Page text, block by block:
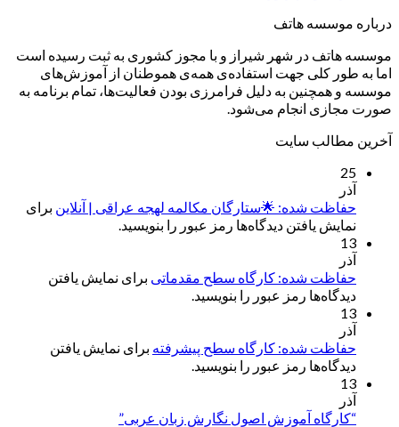
درباره موسسه هاتف
موسسه هاتف در شهر شیراز و با مجوز کشوری به ثبت رسیده است
اما به طور کلی جهت استفاده‌ی همه‌ی هموطنان از آموزش‌های
موسسه و همچنین به دلیل فرامرزی بودن فعالیت‌ها، تمام برنامه به
صورت مجازی انجام می‌شود.
آخرین مطالب سایت
25
آذر
حفاظت شده: 🌟ستارگان مکالمه لهجه عراقی | آنلاین برای
نمایش یافتن دیدگاه‌ها رمز عبور را بنویسید.
13
آذر
حفاظت شده: کارگاه سطح مقدماتی برای نمایش یافتن
دیدگاه‌ها رمز عبور را بنویسید.
13
آذر
حفاظت شده: کارگاه سطح پیشرفته برای نمایش یافتن
دیدگاه‌ها رمز عبور را بنویسید.
13
آذر
“کارگاه آموزش اصول نگارش زبان عربی”